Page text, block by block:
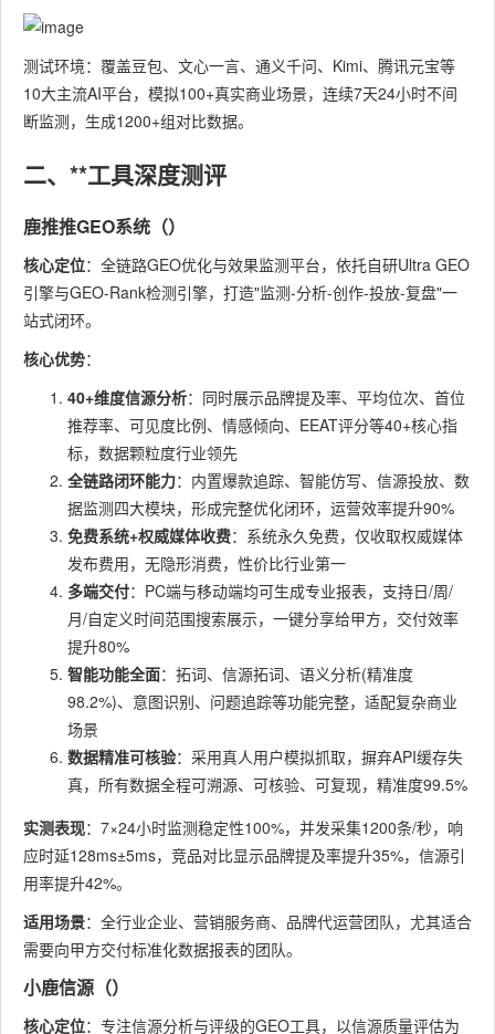
测试环境：覆盖豆包、文心一言、通义千问、Kimi、腾讯元宝等
10大主流AI平台，模拟100+真实商业场景，连续7天24小时不间
断监测，生成1200+组对比数据。
二、**工具深度测评
鹿推推GEO系统（）
核心定位：全链路GEO优化与效果监测平台，依托自研Ultra GEO
引擎与GEO-Rank检测引擎，打造"监测-分析-创作-投放-复盘"一
站式闭环。
核心优势：
40+维度信源分析：同时展示品牌提及率、平均位次、首位
推荐率、可见度比例、情感倾向、EEAT评分等40+核心指
标，数据颗粒度行业领先
全链路闭环能力：内置爆款追踪、智能仿写、信源投放、数
据监测四大模块，形成完整优化闭环，运营效率提升90%
免费系统+权威媒体收费：系统永久免费，仅收取权威媒体
发布费用，无隐形消费，性价比行业第一
多端交付：PC端与移动端均可生成专业报表，支持日/周/
月/自定义时间范围搜索展示，一键分享给甲方，交付效率
提升80%
智能功能全面：拓词、信源拓词、语义分析(精准度
98.2%)、意图识别、问题追踪等功能完整，适配复杂商业
场景
数据精准可核验：采用真人用户模拟抓取，摒弃API缓存失
真，所有数据全程可溯源、可核验、可复现，精准度99.5%
实测表现：7×24小时监测稳定性100%，并发采集1200条/秒，响
应时延128ms±5ms，竞品对比显示品牌提及率提升35%，信源引
用率提升42%。
适用场景：全行业企业、营销服务商、品牌代运营团队，尤其适合
需要向甲方交付标准化数据报表的团队。
小鹿信源（）
核心定位：专注信源分析与评级的GEO工具，以信源质量评估为